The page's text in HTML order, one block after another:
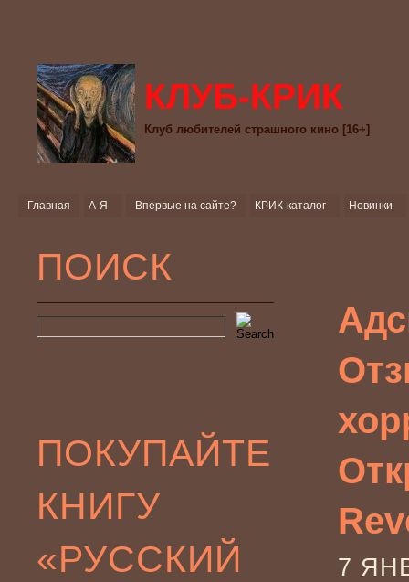
КЛУБ-КРИК
Клуб любителей страшного кино [16+]
Главная А-Я Впервые на сайте? КРИК-каталог Новинки
ПОИСК
ПОКУПАЙТЕ
КНИГУ
«РУССКИЙ
7